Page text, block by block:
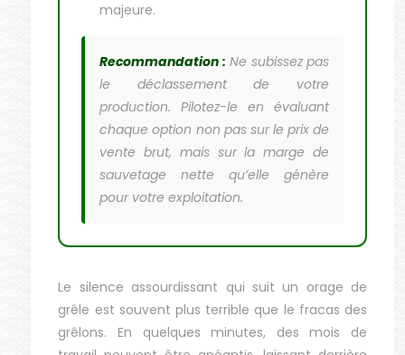
majeure.
Recommandation : Ne subissez pas
le déclassement de votre
production. Pilotez-le en évaluant
chaque option non pas sur le prix de
vente brut, mais sur la marge de
sauvetage nette qu’elle génère
pour votre exploitation.
Le silence assourdissant qui suit un orage de
grêle est souvent plus terrible que le fracas des
grêlons. En quelques minutes, des mois de